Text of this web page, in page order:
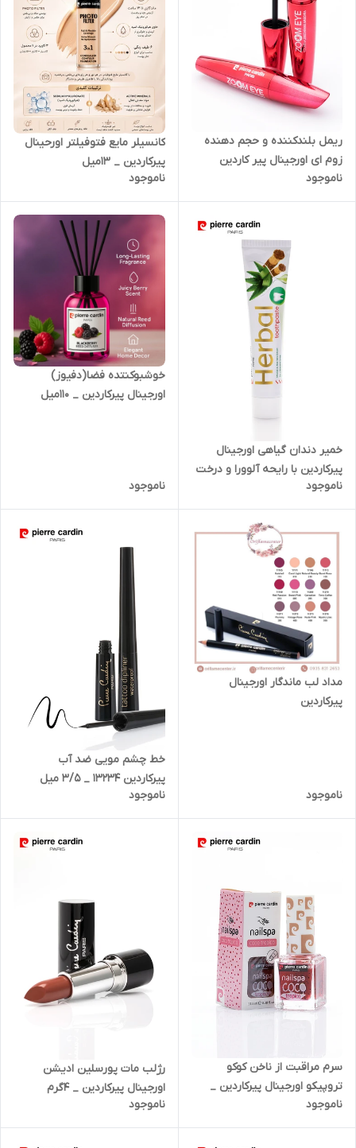
ریمل بلندکننده و حجم دهنده
زوم ای اورجینال پیر کاردین
ناموجود
کانسیلر مایع فتوفیلتر اورحینال
پیرکاردین _ ۱۳میل
ناموجود
خمیر دندان گیاهی اورجینال
پیرکاردین با رایحه آلوورا و درخت
چای 25800 _ ۷۵میل
ناموجود
خوشبوکنتده فضا(دفیوز)
اورجینال پیرکاردین _ ۱۱۰میل
ناموجود
مداد لب ماندگار اورجینال
پیرکاردین
ناموجود
خط چشم مویی ضد آب
پیرکاردین 13234 _ 3/5 میل
ناموجود
سرم مراقبت از ناخن کوکو
تروپیکو اورجینال پیرکاردین _
حجم۱۱/۵گرم
ناموجود
رژلب مات پورسلین ادیشن
اورجینال پیرکاردین _ ۴گرم
ناموجود